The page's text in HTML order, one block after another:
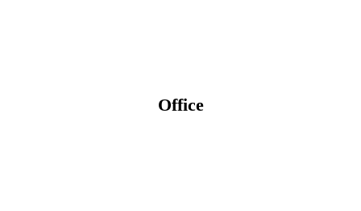
Office